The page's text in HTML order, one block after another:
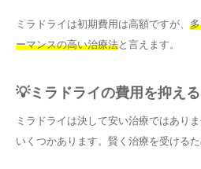
ミラドライは初期費用は高額ですが、
ーマンスの高い治療法と言えます。
💡ミラドライの費用を抑え
ミラドライは決して安い治療ではあり
いくつかあります。賢く治療を受ける